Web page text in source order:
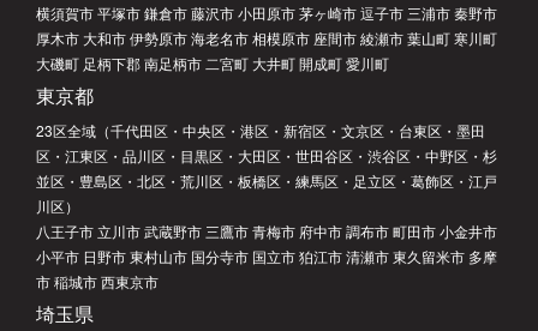
横須賀市 平塚市 鎌倉市 藤沢市 小田原市 茅ヶ崎市 逗子市 三浦市 秦野市
厚木市 大和市 伊勢原市 海老名市 相模原市 座間市 綾瀬市 葉山町 寒川町
大磯町 足柄下郡 南足柄市 二宮町 大井町 開成町 愛川町
東京都
23区全域（千代田区・中央区・港区・新宿区・文京区・台東区・墨田
区・江東区・品川区・目黒区・大田区・世田谷区・渋谷区・中野区・杉
並区・豊島区・北区・荒川区・板橋区・練馬区・足立区・葛飾区・江戸
川区）
八王子市 立川市 武蔵野市 三鷹市 青梅市 府中市 調布市 町田市 小金井市
小平市 日野市 東村山市 国分寺市 国立市 狛江市 清瀬市 東久留米市 多摩
市 稲城市 西東京市
埼玉県